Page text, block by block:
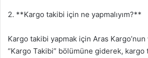
2. **Kargo takibi için ne yapmalıyım?**
Kargo takibi yapmak için Aras
“Kargo Takibi” bölümüne giderek, kargo